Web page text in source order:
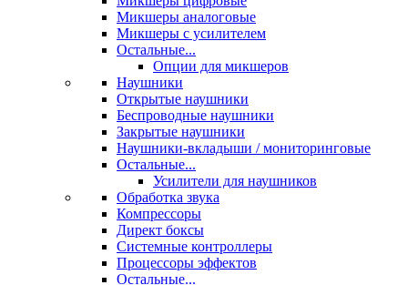
Микшеры аналоговые
Микшеры с усилителем
Остальные...
Опции для микшеров
Наушники
Открытые наушники
Беспроводные наушники
Закрытые наушники
Наушники-вкладыши / мониторинговые
Остальные...
Усилители для наушников
Обработка звука
Компрессоры
Директ боксы
Системные контроллеры
Процессоры эффектов
Остальные...